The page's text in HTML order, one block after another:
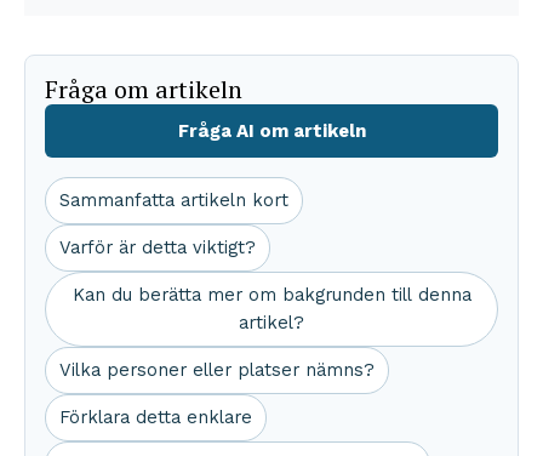
Fråga om artikeln
Fråga AI om artikeln
Sammanfatta artikeln kort
Varför är detta viktigt?
Kan du berätta mer om bakgrunden till denna
artikel?
Vilka personer eller platser nämns?
Förklara detta enklare